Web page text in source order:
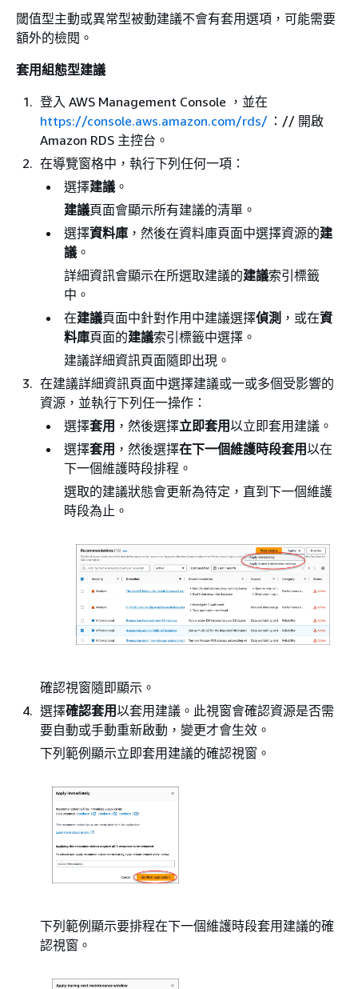
閾值型主動或異常型被動建議不會有套用選項，可能需要
額外的檢閱。
套用組態型建議
登入 AWS Management Console ，並在
https://console.aws.amazon.com/rds/ ：// 開啟
Amazon RDS 主控台。
在導覽窗格中，執行下列任何一項：
選擇建議 。
建議頁面會顯示所有建議的清單。
選擇資料庫 ，然後在資料庫頁面中選擇資源的建
議 。
詳細資訊會顯示在所選取建議的建議索引標籤
中。
在建議頁面中針對作用中建議選擇偵測 ，或在資
料庫頁面的建議索引標籤中選擇。
建議詳細資訊頁面隨即出現。
在建議詳細資訊頁面中選擇建議或一或多個受影響的
資源，並執行下列任一操作：
選擇套用 ，然後選擇立即套用以立即套用建議。
選擇套用 ，然後選擇在下一個維護時段套用以在
下一個維護時段排程。
選取的建議狀態會更新為待定，直到下一個維護
時段為止。
確認視窗隨即顯示。
選擇確認套用以套用建議。此視窗會確認資源是否需
要自動或手動重新啟動，變更才會生效。
下列範例顯示立即套用建議的確認視窗。
下列範例顯示要排程在下一個維護時段套用建議的確
認視窗。